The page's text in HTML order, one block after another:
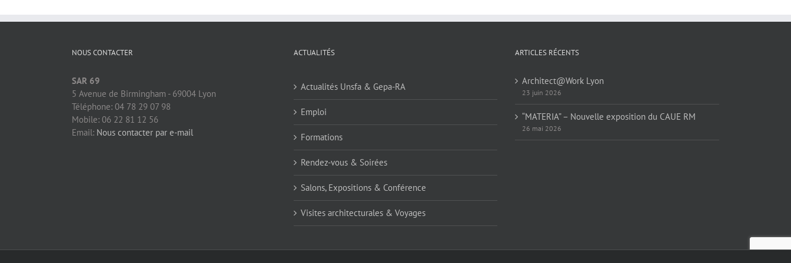
NOUS CONTACTER
SAR 69
5 Avenue de Birmingham - 69004 Lyon
Téléphone: 04 78 29 07 98
Mobile: 06 22 81 12 56
Email: Nous contacter par e-mail
ACTUALITÉS
Actualités Unsfa & Gepa-RA
Emploi
Formations
Rendez-vous & Soirées
Salons, Expositions & Conférence
Visites architecturales & Voyages
ARTICLES RÉCENTS
Architect@Work Lyon
23 juin 2026
“MATERIA” – Nouvelle exposition du CAUE RM
26 mai 2026